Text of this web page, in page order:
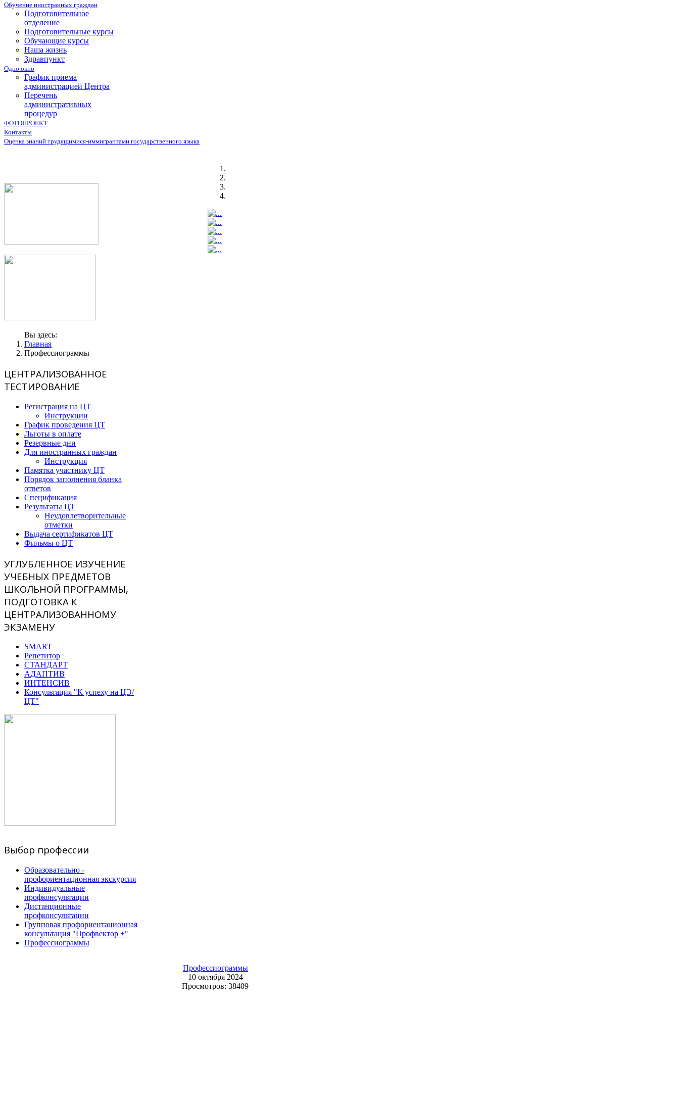
Обучение иностранных граждан
Подготовительное
отделение
Подготовительные курсы
Обучающие курсы
Наша жизнь
Здравпункт
Одно окно
График приема
администрацией Центра
Перечень
административных
процедур
ФОТОПРОЕКТ
Контакты
Оценка знаний трудящимися-иммигрантами государственного языка
Вы здесь:
Главная
Профессиограммы
ЦЕНТРАЛИЗОВАННОЕ
ТЕСТИРОВАНИЕ
Регистрация на ЦТ
Инструкции
График проведения ЦТ
Льготы в оплате
Резервные дни
Для иностранных граждан
Инструкция
Памятка участнику ЦТ
Порядок заполнения бланка
ответов
Спецификация
Результаты ЦТ
Неудовлетворительные
отметки
Выдача сертификатов ЦТ
Фильмы о ЦТ
УГЛУБЛЕННОЕ ИЗУЧЕНИЕ
УЧЕБНЫХ ПРЕДМЕТОВ
ШКОЛЬНОЙ ПРОГРАММЫ,
ПОДГОТОВКА К
ЦЕНТРАЛИЗОВАННОМУ
ЭКЗАМЕНУ
SMART
Репетитор
СТАНДАРТ
АДАПТИВ
ИНТЕНСИВ
Консультация "К успеху на ЦЭ/
ЦТ"
Выбор профессии
Образовательно -
профориентационная экскурсия
Индивидуальные
профконсультации
Дистанционные
профконсультации
Групповая профориентационная
консультация "Профвектор +"
Профессиограммы
Профессиограммы
10 октября 2024
Просмотров: 38409